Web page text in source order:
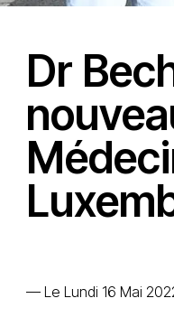
Dr
— Le Lundi 16 Mai